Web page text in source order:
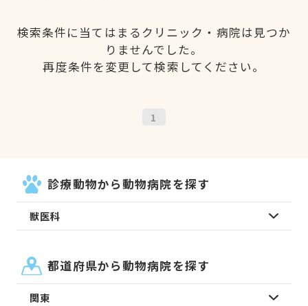
検索条件に当てはまるクリニック・病院は見つか
りませんでした。
再度条件を変更して検索してください。
1
診療動物から動物病院を探す
獣医科
都道府県から動物病院を探す
関東